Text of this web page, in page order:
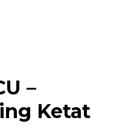
–
Ketat